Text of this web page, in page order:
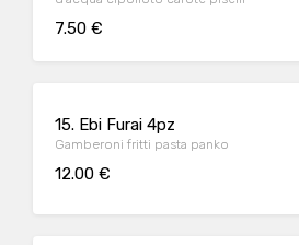
7.50 €
15. Ebi Furai 4pz
Gamberoni fritti pasta panko
12.00 €